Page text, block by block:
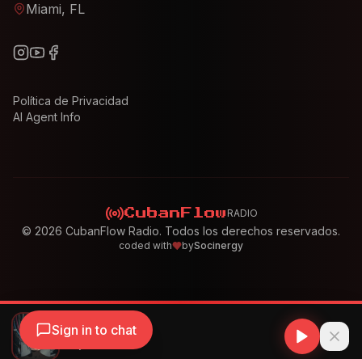
Tainy - LA BABY
Sign in to chat
Miami, FL
Política de Privacidad
AI Agent Info
CubanFlow RADIO
© 2026 CubanFlow Radio. Todos los derechos reservados.
coded with bySocinergy